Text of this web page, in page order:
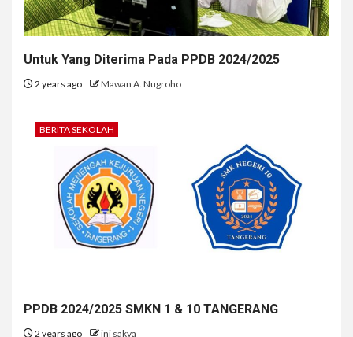
Untuk Yang Diterima Pada PPDB 2024/2025
2 years ago Mawan A. Nugroho
BERITA SEKOLAH
PPDB 2024/2025 SMKN 1 & 10 TANGERANG
2 years ago ini sakya